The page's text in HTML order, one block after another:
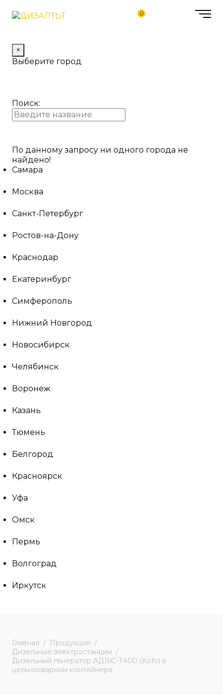
0
×
Выберите город
Поиск:
По данному запросу ни одного города не
найдено!
Самара
Москва
Санкт-Петербург
Ростов-на-Дону
Краснодар
Екатеринбург
Симферополь
Нижний Новгород
Новосибирск
Челябинск
Воронеж
Казань
Тюмень
Белгород
Красноярск
Уфа
Омск
Пермь
Волгоград
Иркутск
Главная
Продукция
Дизельные электростанции
Дизельный генератор АД16С-Т400 (Kofo) в
цельносварном контейнере